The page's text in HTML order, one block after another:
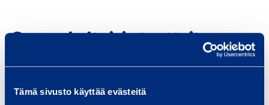
Tämä sivusto käyttää evästeitä
Samankaltaisia tuotteita
P